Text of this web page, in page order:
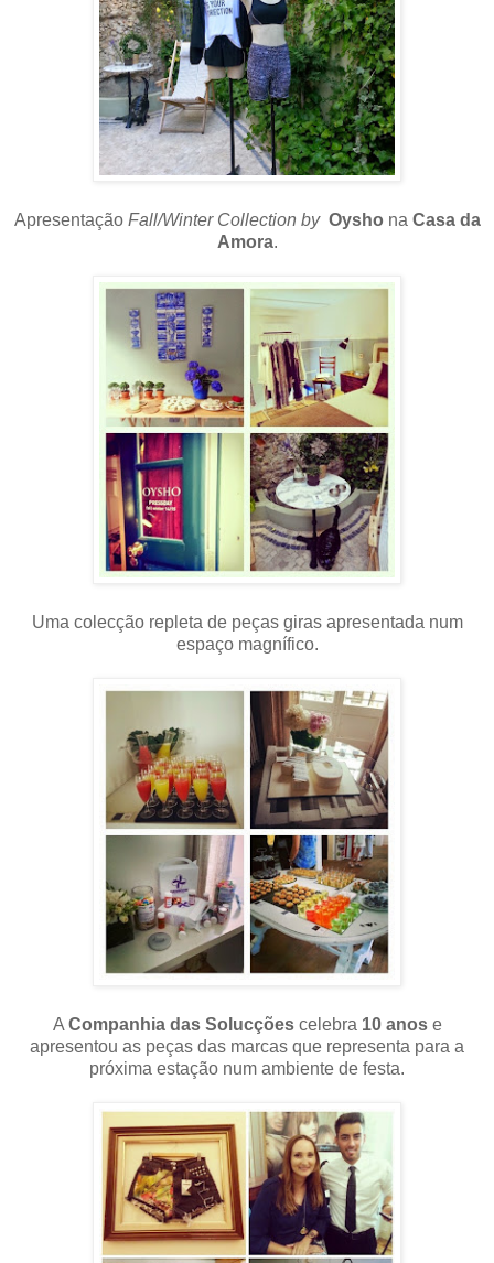
Apresentação Fall/Winter Collection by Oysho na Casa da
Amora.
Uma colecção repleta de peças giras apresentada num
espaço magnífico.
A Companhia das Solucçõescelebra 10 anose
apresentou as peças das marcas que representa para a
próxima estação num ambiente de festa.